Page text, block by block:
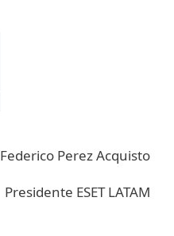
Federico Perez Acquisto
Presidente ESET LATAM